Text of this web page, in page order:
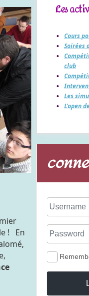
! En
Les
Cours
Soirées
club
Les
L'open
Username
Password